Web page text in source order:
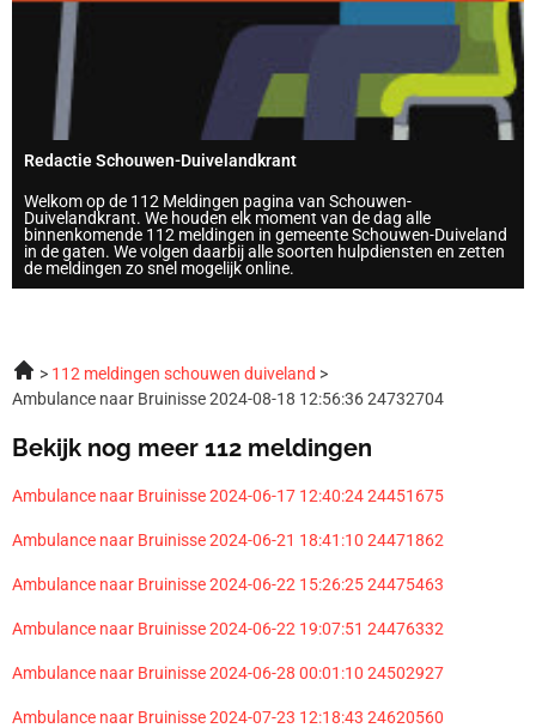
Redactie Schouwen-Duivelandkrant
Welkom op de 112 Meldingen pagina van Schouwen-
Duivelandkrant. We houden elk moment van de dag alle
binnenkomende 112 meldingen in gemeente Schouwen-Duiveland
in de gaten. We volgen daarbij alle soorten hulpdiensten en zetten
de meldingen zo snel mogelijk online.
112 meldingen schouwen duiveland
Ambulance naar Bruinisse 2024-08-18 12:56:36 24732704
Bekijk nog meer 112 meldingen
Ambulance naar Bruinisse 2024-06-17 12:40:24 24451675
Ambulance naar Bruinisse 2024-06-21 18:41:10 24471862
Ambulance naar Bruinisse 2024-06-22 15:26:25 24475463
Ambulance naar Bruinisse 2024-06-22 19:07:51 24476332
Ambulance naar Bruinisse 2024-06-28 00:01:10 24502927
Ambulance naar Bruinisse 2024-07-23 12:18:43 24620560